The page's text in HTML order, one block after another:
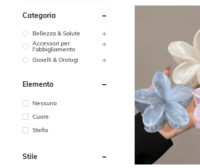
Categoria
Bellezza & Salute
Accessori per
l'abbigliamento
Gioielli & Orologi
Elemento
Nessuno
Cuore
Stella
Stile